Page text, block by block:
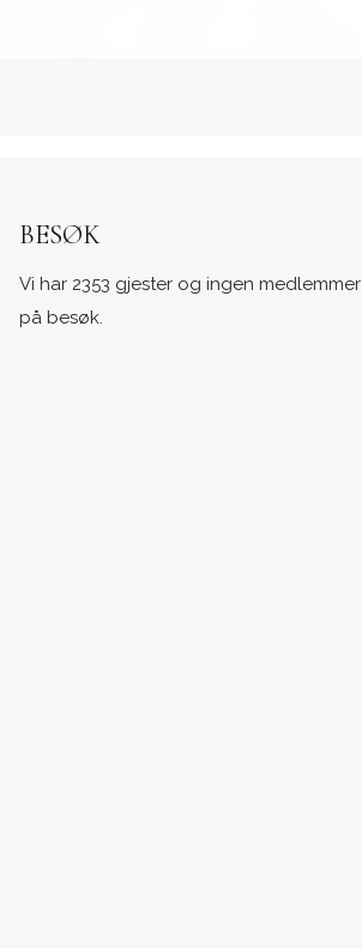
BESØK
Vi har 2353 gjester og ingen medlemmer
på besøk.